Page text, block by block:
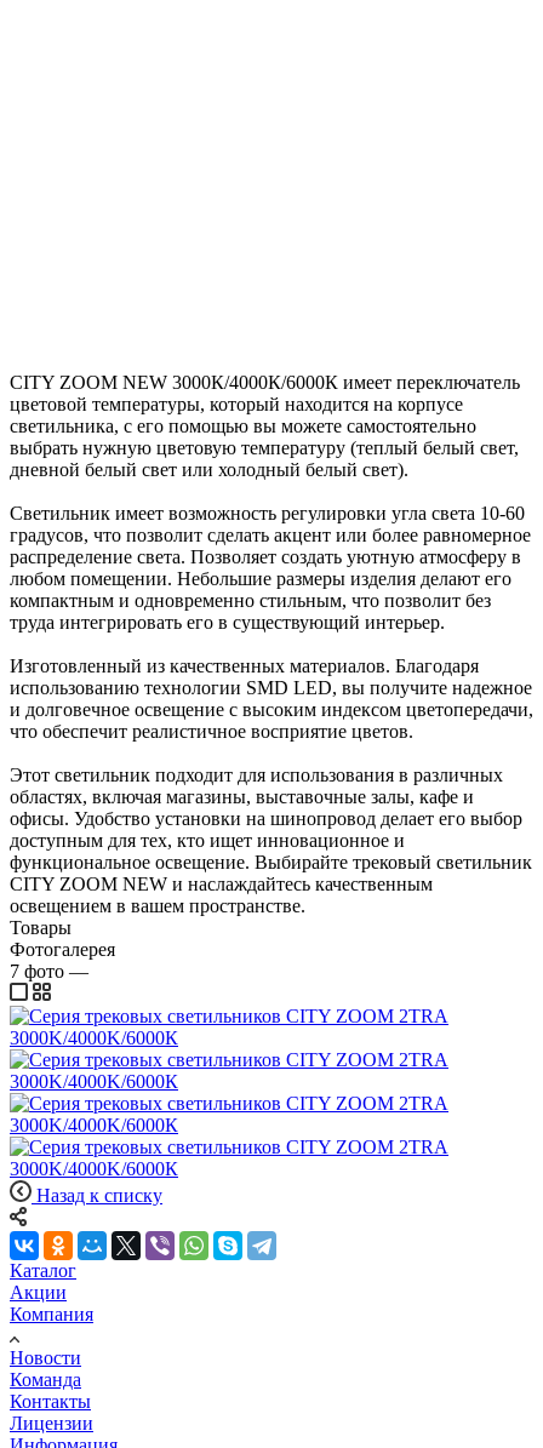
CITY ZOOM NEW 3000К/4000К/6000К имеет переключатель
цветовой температуры, который находится на корпусе
светильника, с его помощью вы можете самостоятельно
выбрать нужную цветовую температуру (теплый белый свет,
дневной белый свет или холодный белый свет).
Светильник имеет возможность регулировки угла света 10-60
градусов, что позволит сделать акцент или более равномерное
распределение света. Позволяет создать уютную атмосферу в
любом помещении. Небольшие размеры изделия делают его
компактным и одновременно стильным, что позволит без
труда интегрировать его в существующий интерьер.
Изготовленный из качественных материалов. Благодаря
использованию технологии SMD LED, вы получите надежное
и долговечное освещение с высоким индексом цветопередачи,
что обеспечит реалистичное восприятие цветов.
Этот светильник подходит для использования в различных
областях, включая магазины, выставочные залы, кафе и
офисы. Удобство установки на шинопровод делает его выбор
доступным для тех, кто ищет инновационное и
функциональное освещение. Выбирайте трековый светильник
CITY ZOOM NEW и наслаждайтесь качественным
освещением в вашем пространстве.
Товары
Фотогалерея
7 фото —
Назад к списку
Каталог
Акции
Компания
Новости
Команда
Контакты
Лицензии